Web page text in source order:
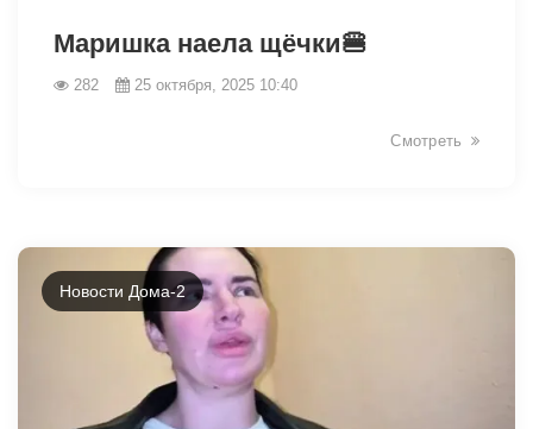
Маришка наела щёчки🍔
282 25 октября, 2025 10:40
Смотреть
Новости Дома-2